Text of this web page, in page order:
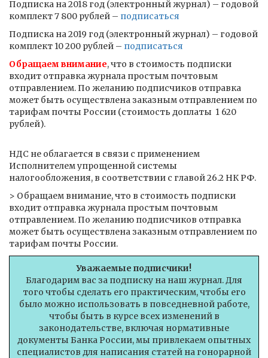
Подписка на 2018 год (электронный журнал) – годовой
комплект 7 800 рублей – подписаться
Подписка на 2019 год (электронный журнал) – годовой
комплект 10 200 рублей – подписаться
Обращаем внимание, что в стоимость подписки
входит отправка журнала простым почтовым
отправлением. По желанию подписчиков отправка
может быть осуществлена заказным отправлением по
тарифам почты России (стоимость доплаты ­ 1 620
рублей).
НДС не облагается в связи с применением
Исполнителем упрощенной системы
налогообложения, в соответствии с главой 26.2 НК РФ.
> Обращаем внимание, что в стоимость подписки
входит отправка журнала простым почтовым
отправлением. По желанию подписчиков отправка
может быть осуществлена заказным отправлением по
тарифам почты России.
Уважаемые подписчики!
Благодарим вас за подписку на наш журнал. Для
того чтобы сделать его практическим, чтобы его
было можно использовать в повседневной работе,
чтобы быть в курсе всех изменений в
законодательстве, включая нормативные
документы Банка России, мы привлекаем опытных
специалистов для написания статей на гонорарной